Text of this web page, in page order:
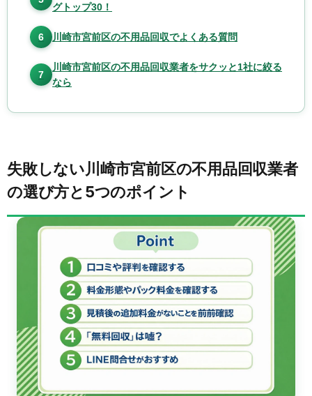
グトップ30！
6 川崎市宮前区の不用品回収でよくある質問
7
川崎市宮前区の不用品回収業者をサクッと1社に絞る
なら
失敗しない川崎市宮前区の不用品回収業者
の選び方と5つのポイント